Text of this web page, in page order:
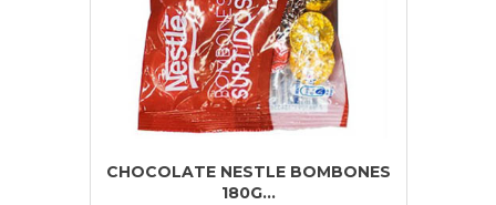
CHOCOLATE NESTLE BOMBONES
180G...